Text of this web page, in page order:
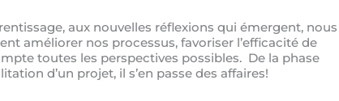
aux nouvelles réflexions qui émergent, nous
améliorer nos processus, favoriser l’efficacité de
toutes les perspectives possibles. De la phase
d’un projet, il s’en passe des affaires!